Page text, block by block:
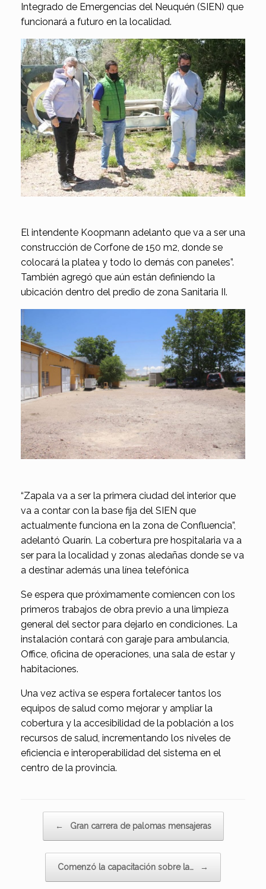
Integrado de Emergencias del Neuquén (SIEN) que
funcionará a futuro en la localidad.
El intendente Koopmann adelanto que va a ser una
construcción de Corfone de 150 m2, donde se
colocará la platea y todo lo demás con paneles”.
También agregó que aún están definiendo la
ubicación dentro del predio de zona Sanitaria II.
“Zapala va a ser la primera ciudad del interior que
va a contar con la base fija del SIEN que
actualmente funciona en la zona de Confluencia”,
adelantó Quarín. La cobertura pre hospitalaria va a
ser para la localidad y zonas aledañas donde se va
a destinar además una línea telefónica
Se espera que próximamente comiencen con los
primeros trabajos de obra previo a una limpieza
general del sector para dejarlo en condiciones. La
instalación contará con garaje para ambulancia,
Office, oficina de operaciones, una sala de estar y
habitaciones.
Una vez activa se espera fortalecer tantos los
equipos de salud como mejorar y ampliar la
cobertura y la accesibilidad de la población a los
recursos de salud, incrementando los niveles de
eficiencia e interoperabilidad del sistema en el
centro de la provincia.
← Gran carrera de palomas mensajeras
Comenzó la capacitación sobre la… →